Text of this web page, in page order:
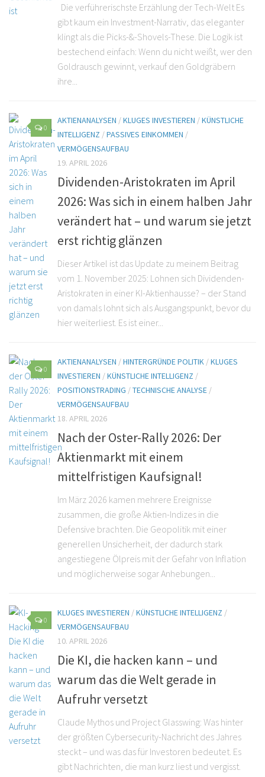
Die verführerischste Erzählung der Tech-Welt Es
gibt kaum ein Investment-Narrativ, das eleganter
klingt als die Picks-&-Shovels-These. Die Logik ist
bestechend einfach: Wenn du nicht weißt, wer den
Goldrausch gewinnt, verkauf den Goldgräbern
ihre...
0
AKTIENANALYSEN /KLUGES INVESTIEREN /KÜNSTLICHE
INTELLIGENZ /PASSIVES EINKOMMEN /
VERMÖGENSAUFBAU
19. APRIL 2026
Dividenden-Aristokraten im April
2026: Was sich in einem halben Jahr
verändert hat – und warum sie jetzt
erst richtig glänzen
Dieser Artikel ist das Update zu meinem Beitrag
vom 1. November 2025: Lohnen sich Dividenden-
Aristokraten in einer KI-Aktienhausse? – der Stand
von damals lohnt sich als Ausgangspunkt, bevor du
hier weiterliest. Es ist einer...
0
AKTIENANALYSEN /HINTERGRÜNDE POLITIK /KLUGES
INVESTIEREN /KÜNSTLICHE INTELLIGENZ /
POSITIONSTRADING /TECHNISCHE ANALYSE /
VERMÖGENSAUFBAU
18. APRIL 2026
Nach der Oster-Rally 2026: Der
Aktienmarkt mit einem
mittelfristigen Kaufsignal!
Im März 2026 kamen mehrere Ereignisse
zusammen, die große Aktien-Indizes in die
Defensive brachten. Die Geopolitik mit einer
generellen Unsicherheit, der dadurch stark
angestiegene Ölpreis mit der Gefahr von Inflation
und möglicherweise sogar Anhebungen...
0
KLUGES INVESTIEREN /KÜNSTLICHE INTELLIGENZ /
VERMÖGENSAUFBAU
10. APRIL 2026
Die KI, die hacken kann – und
warum das die Welt gerade in
Aufruhr versetzt
Claude Mythos und Project Glasswing: Was hinter
der größten Cybersecurity-Nachricht des Jahres
steckt – und was das für Investoren bedeutet. Es
gibt Nachrichten, die man kurz liest und vergisst.